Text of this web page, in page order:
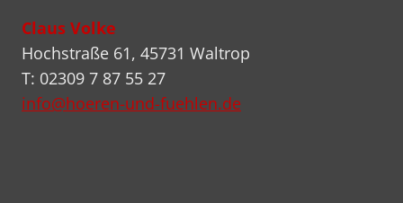
Claus Volke
Hochstraße 61, 45731 Waltrop
T: 02309 7 87 55 27
info@hoeren-und-fuehlen.de